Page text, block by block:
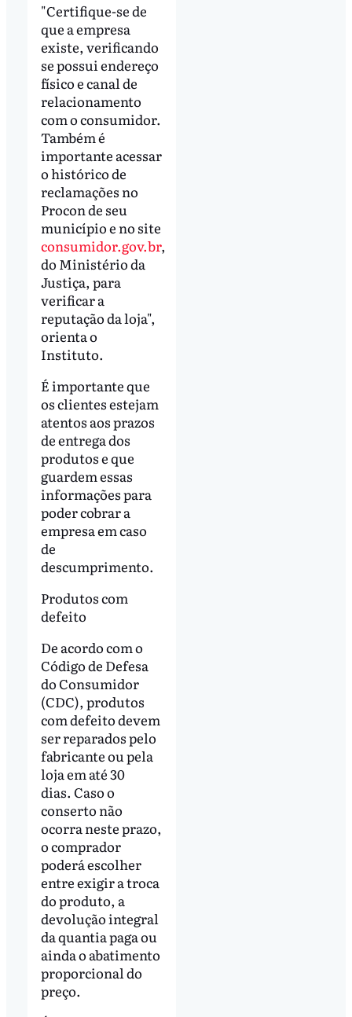
"Certifique-se de
que a empresa
existe, verificando
se possui endereço
físico e canal de
relacionamento
com o consumidor.
Também é
importante acessar
o histórico de
reclamações no
Procon de seu
município e no site
consumidor.gov.br,
do Ministério da
Justiça, para
verificar a
reputação da loja",
orienta o
Instituto.
É importante que
os clientes estejam
atentos aos prazos
de entrega dos
produtos e que
guardem essas
informações para
poder cobrar a
empresa em caso
de
descumprimento.
Produtos com
defeito
De acordo com o
Código de Defesa
do Consumidor
(CDC), produtos
com defeito devem
ser reparados pelo
fabricante ou pela
loja em até 30
dias. Caso o
conserto não
ocorra neste prazo,
o comprador
poderá escolher
entre exigir a troca
do produto, a
devolução integral
da quantia paga ou
ainda o abatimento
proporcional do
preço.